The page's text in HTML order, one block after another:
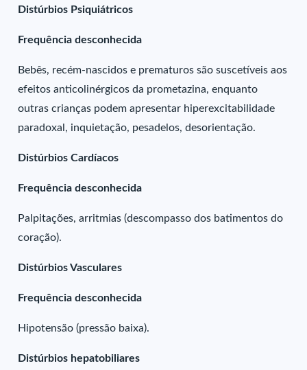
Distúrbios Psiquiátricos
Frequência desconhecida
Bebês, recém-nascidos e prematuros são suscetíveis aos
efeitos anticolinérgicos da prometazina, enquanto
outras crianças podem apresentar hiperexcitabilidade
paradoxal, inquietação, pesadelos, desorientação.
Distúrbios Cardíacos
Frequência desconhecida
Palpitações, arritmias (descompasso dos batimentos do
coração).
Distúrbios Vasculares
Frequência desconhecida
Hipotensão (pressão baixa).
Distúrbios hepatobiliares